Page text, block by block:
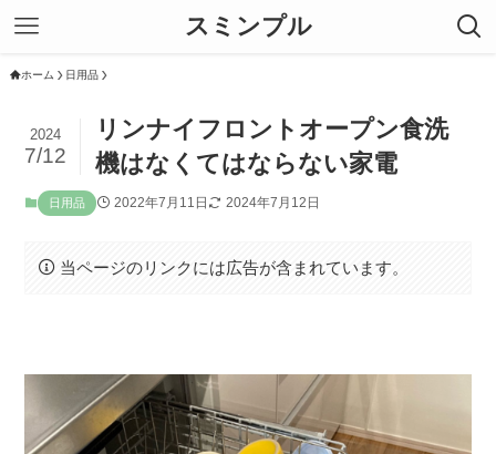
スミンプル
ホーム 日用品
リンナイフロントオープン食洗
機はなくてはならない家電
2024
7/12
日用品 2022年7月11日 2024年7月12日
当ページのリンクには広告が含まれています。